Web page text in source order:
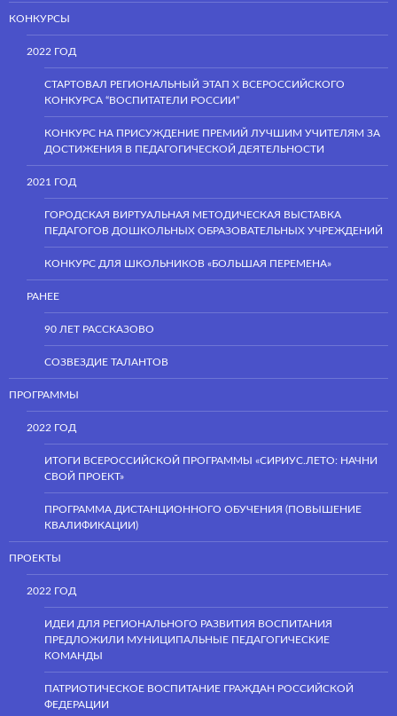
КОНКУРСЫ
2022 ГОД
СТАРТОВАЛ РЕГИОНАЛЬНЫЙ ЭТАП Х ВСЕРОССИЙСКОГО
КОНКУРСА “ВОСПИТАТЕЛИ РОССИИ”
КОНКУРС НА ПРИСУЖДЕНИЕ ПРЕМИЙ ЛУЧШИМ УЧИТЕЛЯМ ЗА
ДОСТИЖЕНИЯ В ПЕДАГОГИЧЕСКОЙ ДЕЯТЕЛЬНОСТИ
2021 ГОД
ГОРОДСКАЯ ВИРТУАЛЬНАЯ МЕТОДИЧЕСКАЯ ВЫСТАВКА
ПЕДАГОГОВ ДОШКОЛЬНЫХ ОБРАЗОВАТЕЛЬНЫХ УЧРЕЖДЕНИЙ
КОНКУРС ДЛЯ ШКОЛЬНИКОВ «БОЛЬШАЯ ПЕРЕМЕНА»
РАНЕЕ
90 ЛЕТ РАССКАЗОВО
СОЗВЕЗДИЕ ТАЛАНТОВ
ПРОГРАММЫ
2022 ГОД
ИТОГИ ВСЕРОССИЙСКОЙ ПРОГРАММЫ «СИРИУС.ЛЕТО: НАЧНИ
СВОЙ ПРОЕКТ»
ПРОГРАММА ДИСТАНЦИОННОГО ОБУЧЕНИЯ (ПОВЫШЕНИЕ
КВАЛИФИКАЦИИ)
ПРОЕКТЫ
2022 ГОД
ИДЕИ ДЛЯ РЕГИОНАЛЬНОГО РАЗВИТИЯ ВОСПИТАНИЯ
ПРЕДЛОЖИЛИ МУНИЦИПАЛЬНЫЕ ПЕДАГОГИЧЕСКИЕ
КОМАНДЫ
ПАТРИОТИЧЕСКОЕ ВОСПИТАНИЕ ГРАЖДАН РОССИЙСКОЙ
ФЕДЕРАЦИИ